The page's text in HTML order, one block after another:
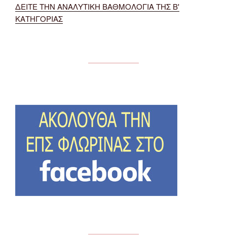
ΔΕΙΤΕ ΤΗΝ ΑΝΑΛΥΤΙΚΗ ΒΑΘΜΟΛΟΓΙΑ ΤΗΣ Β'
ΚΑΤΗΓΟΡΙΑΣ